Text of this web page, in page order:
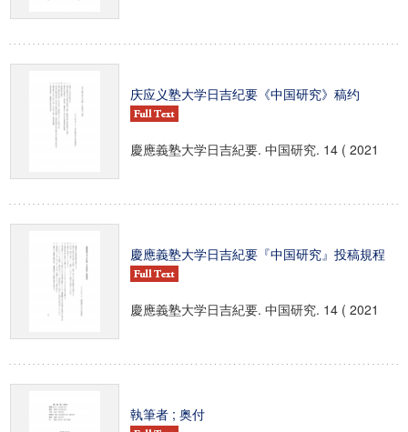
庆应义塾大学日吉纪要《中国研究》稿约
慶應義塾大学日吉紀要. 中国研究. 14 ( 2021
慶應義塾大学日吉紀要『中国研究』投稿規程
慶應義塾大学日吉紀要. 中国研究. 14 ( 2021
執筆者 ; 奥付